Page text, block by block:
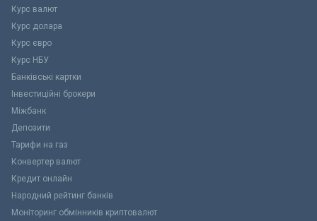
Курс валют
Курс долара
Курс євро
Курс НБУ
Банківські картки
Інвестиційні брокери
Міжбанк
Депозити
Тарифи на газ
Конвертер валют
Кредит онлайн
Народний рейтинг банків
Моніторинг обмінників криптовалют